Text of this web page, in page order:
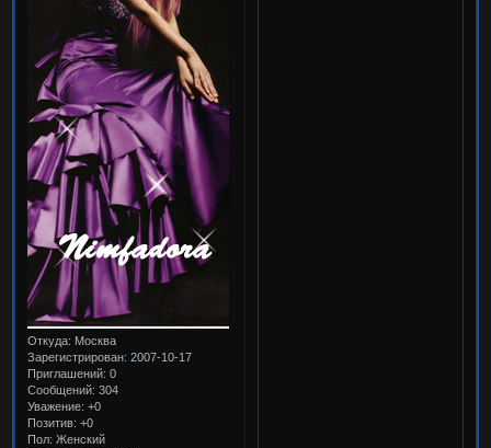
Откуда: Москва
Зарегистрирован: 2007-10-17
Приглашений: 0
Сообщений: 304
Уважение: +0
Позитив: +0
Пол: Женский